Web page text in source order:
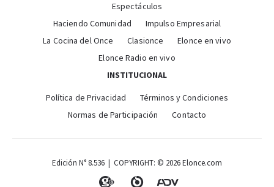
Espectáculos
Haciendo Comunidad
Impulso Empresarial
La Cocina del Once
Clasionce
Elonce en vivo
Elonce Radio en vivo
INSTITUCIONAL
Política de Privacidad
Términos y Condiciones
Normas de Participación
Contacto
Edición N° 8.536 | COPYRIGHT: © 2026 Elonce.com